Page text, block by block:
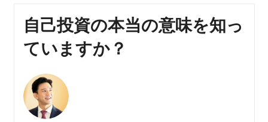
自己投資の本当の意味を知っ
ていますか？